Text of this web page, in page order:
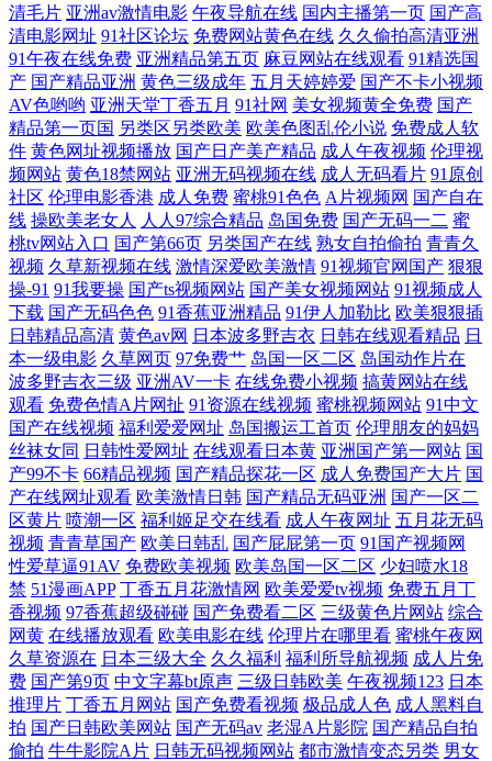
亚洲一级成人 国产一级高 午夜av伦理 高清免费观看在线播放电视剧 日韩
123区 99热欧美麻豆 男女羞羞的事在线观看 又硬又粗又大一区二 红桃视
频在线观看 性一交一乱一色一视频 国产你懂 爽又刺激在线播放 成人91蜜
桃臀 欧洲日韩一区二区在线 91美女总站 另类影音 亚洲一级电影 国产情侣
露脸精品 丝袜香蕉论理 电影t天堂 日本岛国大片 98人人操 男人j进 在线观
看肏屄视频 黑人巨茎大战白人美女 性欧美在线一 国产传媒在线观看 所有
电影 东京热小视频 日韩福利局二区视频 99国产在线 欧美国产日韩在线看
片 嘬得越来越大 久久不卡免费视频 亚洲欧洲日韩国内高清 国产日韩免费
视频 思思九九这里只有精品 成人看片免费网站 欧日韩精品aⅴ视频 91夫妻
视频 狼人AV最新 亚洲日韩视频一区二区 国产网站在 污视频网站在线 光
棍电影网 日本午夜精品久久久无码 成人妇女免费播放 青青操无码自拍 91
蜜桃动漫78 六月天综合色色 亚洲中文字幕久在线 韩国无码黄色 免费影视
资源大全 99国产精品豆花 欧美第二页午夜 最近中文字幕在线中文高清版
久青草国产 亚洲天堂网 国产网站视频 丝袜少妇在线影院 观看一区二区 日
清毛片 亚洲av激情电影 午夜导航在线 国内主播第一页 国产高
清电影网址 91社区论坛 免费网站黄色在线 久久偷拍高清亚洲
91午夜在线免费 亚洲精品第五页 麻豆网站在线观看 91精选国
产 国产精品亚洲 黄色三级成年 五月天婷婷爱 国产不卡小视频
AV色哟哟 亚洲天堂丁香五月 91社网 美女视频黄全免费 国产
精品第一页国 另类区另类欧美 欧美色图乱伦小说 免费成人软
件 黄色网址视频播放 国产日产美产精品 成人午夜视频 伦理视
频网站 黄色18禁网站 亚洲无码视频在线 成人无码看片 91原创
社区 伦理电影香港 成人免费 蜜桃91色色 A片视频网 国产自在
线 操欧美老女人 人人97综合精品 岛国免费 国产无码一二 蜜
桃tv网站入口 国产第66页 另类国产在线 熟女自拍偷拍 青青久
视频 久草新视频在线 激情深爱欧美激情 91视频官网国产 狠狠
操-91 91我要操 国产ts视频网站 国产美女视频网站 91视频成人
下载 国产无码色色 91香蕉亚洲精品 91伊人加勒比 欧美狠狠插
日韩精品高清 黄色av网 日本波多野吉衣 日韩在线观看精品 日
本一级电影 久草网页 97免费艹 岛国一区二区 岛国动作片在
波多野吉衣三级 亚洲AV一卡 在线免费小视频 搞黄网站在线
观看 免费色情A片网扯 91资源在线视频 蜜桃视频网站 91中文
国产在线视频 福利爱爱网址 岛国搬运工首页 伦理朋友的妈妈
丝袜女同 日韩性爱网址 在线观看日本黄 亚洲国产第一网站 国
产99不卡 66精品视频 国产精品探花一区 成人免费国产大片 国
产在线网址观看 欧美激情日韩 国产精品无码亚洲 国产一区二
区黄片 喷潮一区 福利姬足交在线看 成人午夜网址 五月花无码
视频 青青草国产 欧美日韩乱 国产屁屁第一页 91国产视频网
性爱草逼91AV 免费欧美视频 欧美岛国一区二区 少妇喷水18
禁 51漫画APP 丁香五月花激情网 欧美爱爱tv视频 免费五月丁
香视频 97香蕉超级碰碰 国产免费看二区 三级黄色片网站 综合
网黄 在线播放观看 欧美电影在线 伦理片在哪里看 蜜桃午夜网
久草资源在 日本三级大全 久久福利 福利所导航视频 成人片免
费 国产第9页 中文字幕bt原声 三级日韩欧美 午夜视频123 日本
推理片 丁香五月网站 国产免费看视频 极品成人色 成人黑料自
拍 国产日韩欧美网站 国产无码av 老湿A片影院 国产精品自拍
偷拍 牛牛影院A片 日韩无码视频网站 都市激情变态另类 男女